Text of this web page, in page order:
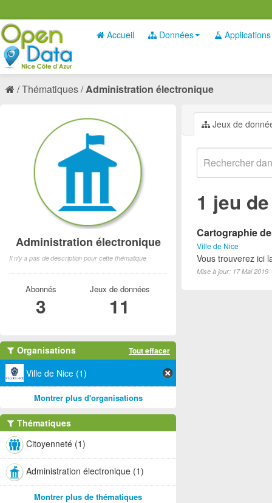
Accueil Données Applications
Thématiques Administration électronique
Jeux de
1 jeu
Cartographie
Ville de Nice
Vous trouverez ici
Mise à jour: 17 Mai 2019
Administration électronique
Il n'y a pas de description pour cette thématique
Abonnés
3
Jeux de données
11
Organisations Tout effacer
Ville de Nice (1)
Montrer plus d'organisations
Thématiques
Citoyenneté (1)
Administration électronique (1)
Montrer plus de thématiques